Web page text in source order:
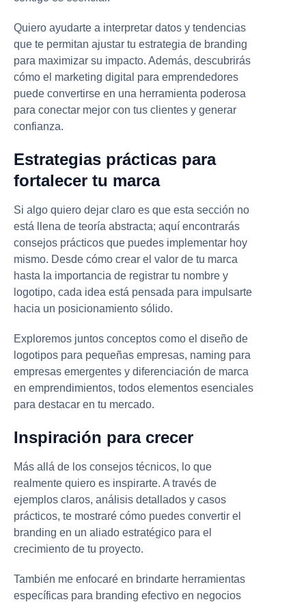
Quiero ayudarte a interpretar datos y tendencias
que te permitan ajustar tu estrategia de branding
para maximizar su impacto. Además, descubrirás
cómo el marketing digital para emprendedores
puede convertirse en una herramienta poderosa
para conectar mejor con tus clientes y generar
confianza.
Estrategias prácticas para
fortalecer tu marca
Si algo quiero dejar claro es que esta sección no
está llena de teoría abstracta; aquí encontrarás
consejos prácticos que puedes implementar hoy
mismo. Desde cómo crear el valor de tu marca
hasta la importancia de registrar tu nombre y
logotipo, cada idea está pensada para impulsarte
hacia un posicionamiento sólido.
Exploremos juntos conceptos como el diseño de
logotipos para pequeñas empresas, naming para
empresas emergentes y diferenciación de marca
en emprendimientos, todos elementos esenciales
para destacar en tu mercado.
Inspiración para crecer
Más allá de los consejos técnicos, lo que
realmente quiero es inspirarte. A través de
ejemplos claros, análisis detallados y casos
prácticos, te mostraré cómo puedes convertir el
branding en un aliado estratégico para el
crecimiento de tu proyecto.
También me enfocaré en brindarte herramientas
específicas para branding efectivo en negocios